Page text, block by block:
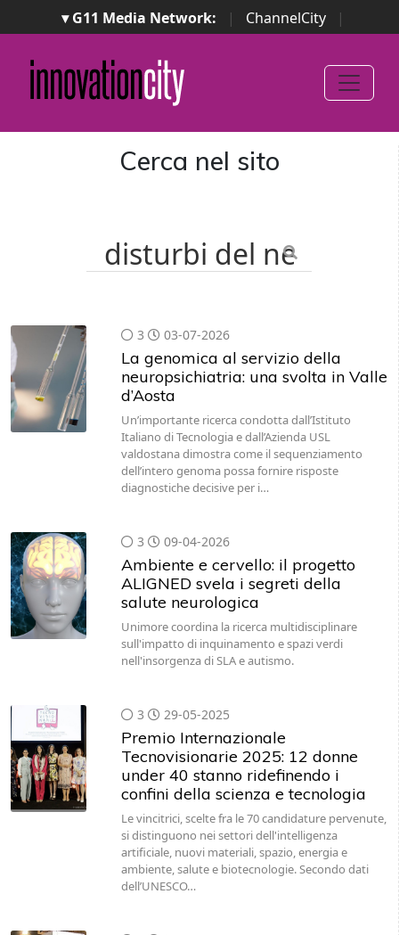
▾ G11 Media Network: | ChannelCity
|
ImpresaCity | SecurityOpenLab | Italian Channel
Awards
Italian Project Awards
Italian Security
Awards
Cerca nel sito
3 03-07-2026
La genomica al servizio della
neuropsichiatria: una svolta in Valle
d’Aosta
Un’importante ricerca condotta dall’Istituto
Italiano di Tecnologia e dall’Azienda USL
valdostana dimostra come il sequenziamento
dell’intero genoma possa fornire risposte
diagnostiche decisive per i…
3 09-04-2026
Ambiente e cervello: il progetto
ALIGNED svela i segreti della
salute neurologica
Unimore coordina la ricerca multidisciplinare
sull'impatto di inquinamento e spazi verdi
nell'insorgenza di SLA e autismo.
3 29-05-2025
Premio Internazionale
Tecnovisionarie 2025: 12 donne
under 40 stanno ridefinendo i
confini della scienza e tecnologia
Le vincitrici, scelte fra le 70 candidature pervenute,
si distinguono nei settori dell'intelligenza
artificiale, nuovi materiali, spazio, energia e
ambiente, salute e biotecnologie. Secondo dati
dell’UNESCO…